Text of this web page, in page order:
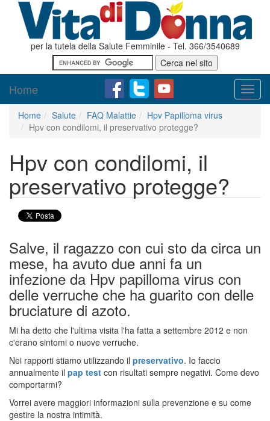
per la tutela della Salute Femminile - Tel. 366/3540689
Home
Home Salute FAQ Malattie
Hpv Papilloma virus
Hpv con condilomi, il preservativo protegge?
Hpv con condilomi, il
preservativo protegge?
Salve, il ragazzo con cui sto da circa un
mese, ha avuto due anni fa un
infezione da Hpv papilloma virus con
delle verruche che ha guarito con delle
bruciature di azoto.
Mi ha detto che l'ultima visita l'ha fatta a settembre 2012 e non
c'erano sintomi o nuove verruche.
Nei rapporti stiamo utilizzando il preservativo. Io faccio
annualmente il pap test con risultati sempre negativi. Come devo
comportarmi?
Vorrei avere maggiori informazioni sulla prevenzione e su come
gestire la nostra intimità.